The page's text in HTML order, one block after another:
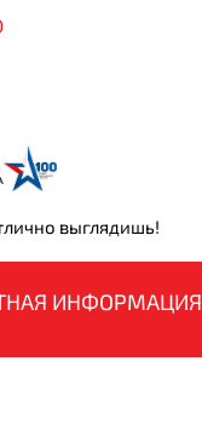
выглядишь!
ИНФОРМАЦИЯ